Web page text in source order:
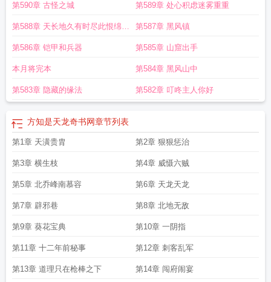
说道。本书又名《大宋天龙，开局修炼葵花宝典》 方知是天龙笔趣阁无错版
是天龙笔趣阁在线 方知是天龙电子书 方知是天龙免费全文阅读5200
天龙笔趣阁最新章节方知是天龙最新章节方知是天龙无删减全文免费阅读
天龙无删减版在线阅读
方知是天龙起点 方知是天龙全本完结免费
第1章 天潢贵胄-影书方知是天龙顶点 方知是天龙免费阅读方知是天龙 TXT
宋为王十三年方知是天龙全文在线方知是天龙最新章节免费方知是天龙在线阅
TXT 方知是天龙阅读 方知是天龙百度百科
节方知是天龙免费阅读软件 方知是天龙百度方知是天龙全文免费阅读软件
燕倦客 方知是天龙笔趣阁5200 方知是天龙 幽燕倦客方知是天龙顶点中文
为王十三年方知是天龙无防盗
方知是天龙笔趣阁最新章节TXT
龙笔趣阁无弹窗
方知是天龙笔趣阁
92yanqing方知是天龙无弹窗免费 大宋为王十三年方知是天龙免费
天龙精校版免费方知是天龙免费 大宋为王十三年方知是天龙 笔趣阁
龙最新 方知是天龙无弹窗笔趣阁 方知是天龙TXT免费大宋为王十三年方知是天
第590章 古怪之城 第589章 处心积虑迷雾重重
第588章 天长地久有时尽此恨绵绵
无绝期
第587章 黑风镇
第586章 铠甲和兵器 第585章 山窟出手
本月将完本 第584章 黑风山中
第583章 隐藏的缘法 第582章 叮咚主人你好
方知是天龙奇书网章节列表
第1章 天潢贵胄 第2章 狠狠惩治
第3章 横生枝 第4章 威慑六贼
第5章 北乔峰南慕容 第6章 天龙天龙
第7章 辟邪巷 第8章 北地无敌
第9章 葵花宝典 第10章 一阴指
第11章 十二年前秘事 第12章 刺客乱军
第13章 道理只在枪棒之下 第14章 闯府闹宴